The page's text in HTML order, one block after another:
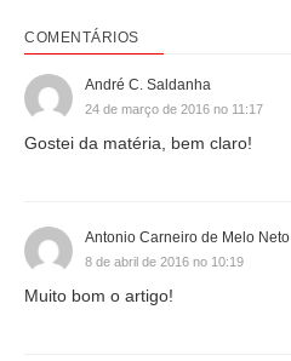
COMENTÁRIOS
André C. Saldanha
24 de março de 2016 no 11:17
Gostei da matéria, bem claro!
Antonio Carneiro de Melo Neto
8 de abril de 2016 no 10:19
Muito bom o artigo!